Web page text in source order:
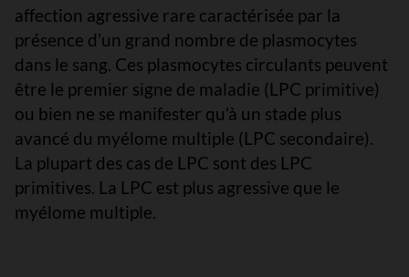
affection agressive rare caractérisée par la
présence d’un grand nombre de plasmocytes
dans le sang. Ces plasmocytes circulants peuvent
être le premier signe de maladie (LPC primitive)
ou bien ne se manifester qu’à un stade plus
avancé du myélome multiple (LPC secondaire).
La plupart des cas de LPC sont des LPC
primitives. La LPC est plus agressive que le
myélome multiple.